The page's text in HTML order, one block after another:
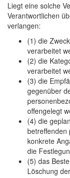
Liegt eine solche
Verantwortlichen
verlangen:
(1) die
verarbeitet
(2) die
verarbeitet
(3) die
gegenüber
offengelegt
(4) die
betreffenden
konkrete
die
(5) das
Löschung